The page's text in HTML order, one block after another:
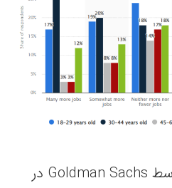
مطالعه‌ای منتشر شده توسط Goldman Sachs در